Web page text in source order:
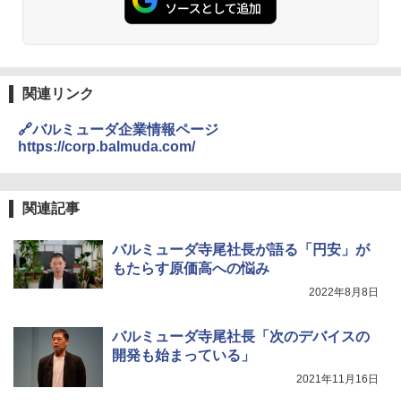
関連リンク
🔗バルミューダ企業情報ページ
https://corp.balmuda.com/
関連記事
バルミューダ寺尾社長が語る「円安」が
もたらす原価高への悩み
2022年8月8日
バルミューダ寺尾社長「次のデバイスの
開発も始まっている」
2021年11月16日